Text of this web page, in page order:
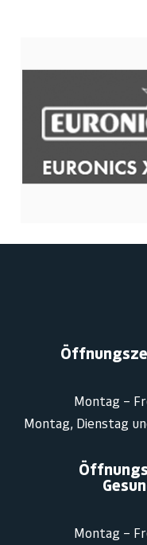
Montag –
Montag, Dienstag
Montag –